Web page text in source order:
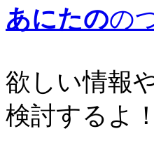
あにたのの
欲しい情報
検討するよ！